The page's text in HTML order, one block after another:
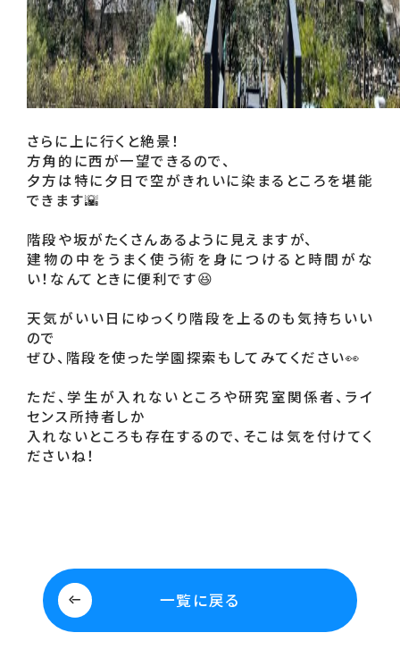
さらに上に行くと絶景！
方角的に西が一望できるので、
夕方は特に夕日で空がきれいに染まるところを堪能
できます🌇
階段や坂がたくさんあるように見えますが、
建物の中をうまく使う術を身につけると時間がな
い！なんてときに便利です😆
天気がいい日にゆっくり階段を上るのも気持ちいい
ので
ぜひ、階段を使った学園探索もしてみてください👀
ただ、学生が入れないところや研究室関係者、ライ
センス所持者しか
入れないところも存在するので、そこは気を付けてく
ださいね！
一覧に戻る